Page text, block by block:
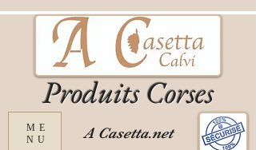
ME
NU
Produits Corses
A Casetta.net